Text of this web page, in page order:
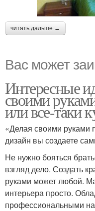
читать дальше →
Вас может
Интересные
своими
или все-таки
«Делая своими руками
дизайн вы создаете
Не нужно бояться
взгляд дело. Создать
руками может любой.
интерьера просто.
профессиональными